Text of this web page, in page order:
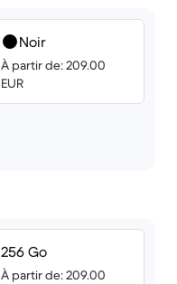
Noir
À partir de: 209.00
EUR
256 Go
À partir de: 209.00